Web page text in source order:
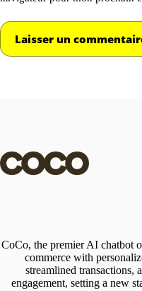
Laisser un
CoCo, the premier AI chatbot
commerce with
streamlined transactions,
engagement, setting a new